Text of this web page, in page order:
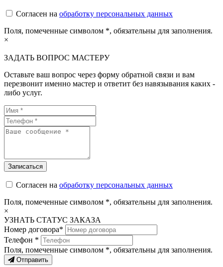
Согласен на обработку персональных данных
Поля, помеченные символом *, обязательны для заполнения.
×
ЗАДАТЬ ВОПРОС МАСТЕРУ
Оставьте ваш вопрос через форму обратной связи и вам
перезвонит именно мастер и ответит без навязывания каких -
либо услуг.
Согласен на обработку персональных данных
Поля, помеченные символом *, обязательны для заполнения.
×
УЗНАТЬ СТАТУС ЗАКАЗА
Номер договора*
Телефон *
Поля, помеченные символом *, обязательны для заполнения.
Отправить